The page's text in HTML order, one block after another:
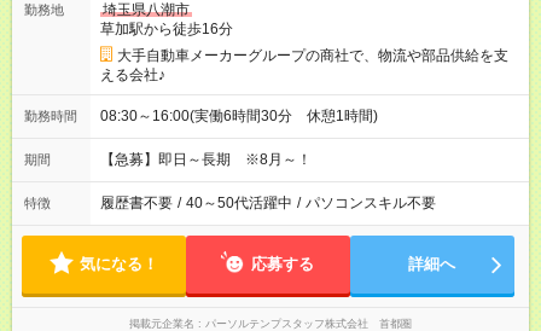
勤務地
埼玉県八潮市
草加駅から徒歩16分
大手自動車メーカーグループの商社で、物流や部品供給を支
える会社♪
勤務時間 08:30～16:00(実働6時間30分 休憩1時間)
期間 【急募】即日～長期 ※8月～！
特徴 履歴書不要 / 40～50代活躍中 / パソコンスキル不要
気になる！ 応募する 詳細へ
掲載元企業名 パーソルテンプスタッフ株式会社 首都圏